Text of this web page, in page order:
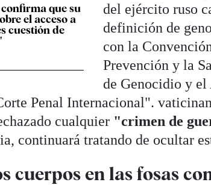
que su
el acceso a
cuestión de
del ejército ruso
definición de
con la
Prevención y la
de Genocidio y
Penal Internacional".
cualquier "crimen de
continuará tratando de ocultar
cuerpos en las fosas